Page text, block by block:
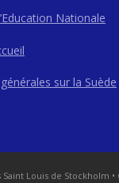
Nationale
sur la Suède
Louis de Stockholm